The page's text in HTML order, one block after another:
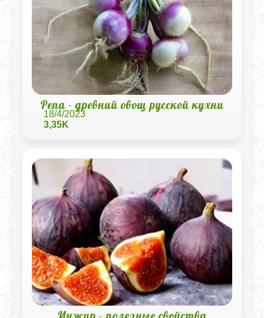
Репа - древний овощ русской кухни
18/4/2023
3,35K